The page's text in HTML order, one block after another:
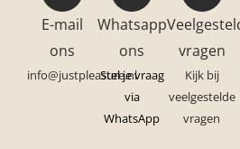
E-mail
ons
info@justpleasure.nl
Whatsapp
ons
Stel je vraag
via
WhatsApp
vragen
Kijk bij
veelgestelde
vragen